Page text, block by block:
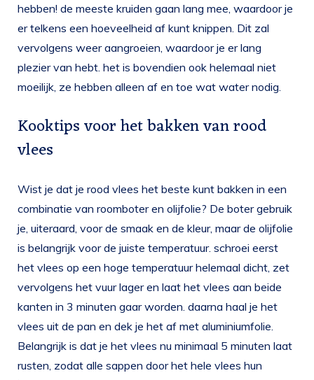
hebben! de meeste kruiden gaan lang mee, waardoor je
er telkens een hoeveelheid af kunt knippen. Dit zal
vervolgens weer aangroeien, waardoor je er lang
plezier van hebt. het is bovendien ook helemaal niet
moeilijk, ze hebben alleen af en toe wat water nodig.
Kooktips voor het bakken van rood
vlees
Wist je dat je rood vlees het beste kunt bakken in een
combinatie van roomboter en olijfolie? De boter gebruik
je, uiteraard, voor de smaak en de kleur, maar de olijfolie
is belangrijk voor de juiste temperatuur. schroei eerst
het vlees op een hoge temperatuur helemaal dicht, zet
vervolgens het vuur lager en laat het vlees aan beide
kanten in 3 minuten gaar worden. daarna haal je het
vlees uit de pan en dek je het af met aluminiumfolie.
Belangrijk is dat je het vlees nu minimaal 5 minuten laat
rusten, zodat alle sappen door het hele vlees hun